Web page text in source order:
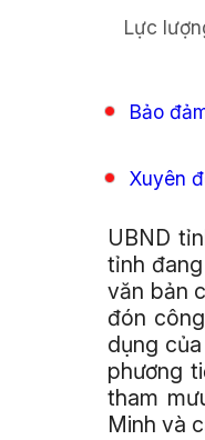
Lực
Bảo
Xuyên
UBND
tỉnh
văn bản
đón
dụng
phương
tham
Minh và